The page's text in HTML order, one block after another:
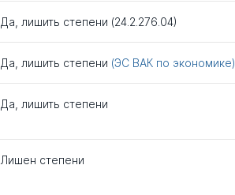
Да, лишить степени (24.2.276.04)
Да, лишить степени (ЭС ВАК по экономике)
Да, лишить степени
Лишен степени